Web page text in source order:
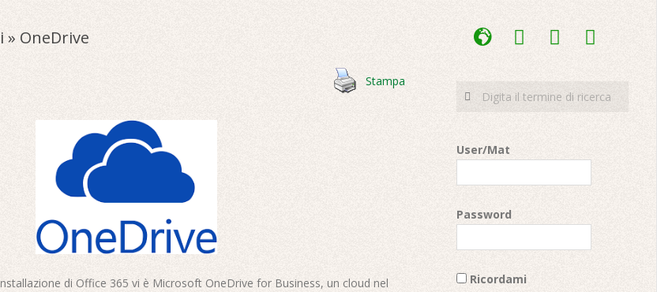
» OneDrive
Stampa
di Office 365 vi è Microsoft OneDrive for Business, un cloud nel
admin-
facebookyoutube instagram
User/Mat
Password
Ricordami